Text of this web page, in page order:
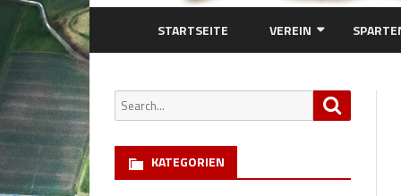
STARTSEITE VEREIN
DOWNLOADS
VORSTAND
Search
for:
KATEGORIEN